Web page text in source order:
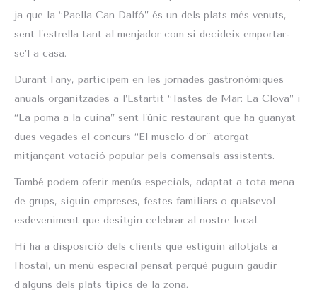
ja que la “Paella Can Dalfó” és un dels plats més venuts,
sent l’estrella tant al menjador com si decideix emportar-
se’l a casa.
Durant l’any, participem en les jornades gastronòmiques
anuals organitzades a l’Estartit “Tastes de Mar: La Clova” i
“La poma a la cuina” sent l’únic restaurant que ha guanyat
dues vegades el concurs “El musclo d’or” atorgat
mitjançant votació popular pels comensals assistents.
També podem oferir menús especials, adaptat a tota mena
de grups, siguin empreses, festes familiars o qualsevol
esdeveniment que desitgin celebrar al nostre local.
Hi ha a disposició dels clients que estiguin allotjats a
l’hostal, un menú especial pensat perquè puguin gaudir
d’alguns dels plats típics de la zona.